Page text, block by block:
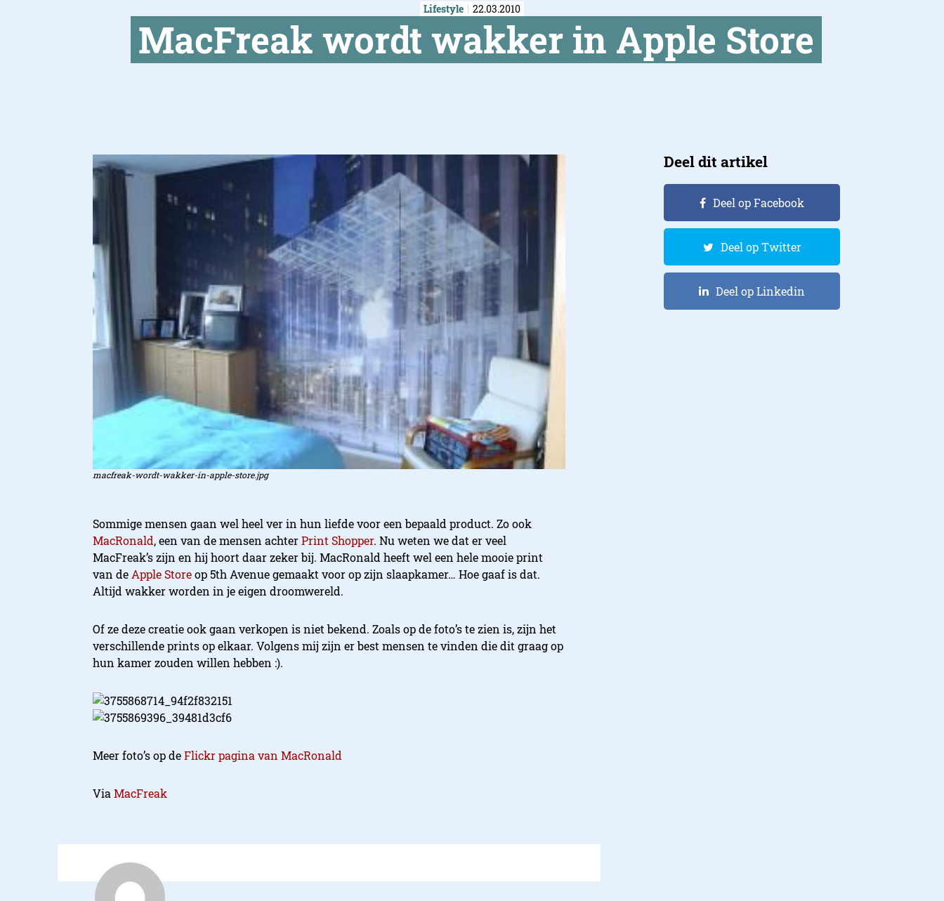
Lifestyle 22.03.2010
MacFreak wordt wakker in Apple Store
macfreak-wordt-wakker-in-apple-store.jpg
Sommige mensen gaan wel heel ver in hun liefde voor een bepaald product. Zo ook
MacRonald, een van de mensen achterPrint Shopper. Nu weten we dat er veel
MacFreak’s zijn en hij hoort daar zeker bij. MacRonald heeft wel een hele mooie print
van de Apple Storeop 5th Avenue gemaakt voor op zijn slaapkamer… Hoe gaaf is dat.
Altijd wakker worden in je eigen droomwereld.
Of ze deze creatie ook gaan verkopen is niet bekend. Zoals op de foto’s te zien is, zijn het
verschillende prints op elkaar. Volgens mij zijn er best mensen te vinden die dit graag op
hun kamer zouden willen hebben :).
Meer foto’s op deFlickr pagina van MacRonald
Via MacFreak
Deel dit artikel
Deel op Facebook
Deel op Twitter
Deel op Linkedin